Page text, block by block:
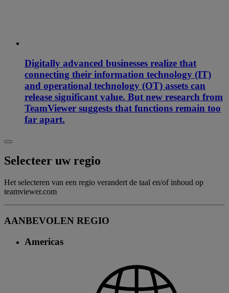
Digitally advanced businesses realize that
connecting their information technology (IT)
and operational technology (OT) assets can
release significant value. But new research from
TeamViewer suggests that functions remain too
far apart.
Selecteer uw regio
Het selecteren van een regio verandert de taal en/of inhoud op
teamviewer.com
AANBEVOLEN REGIO
Americas